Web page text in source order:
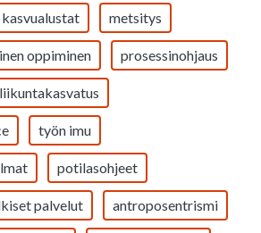
kasvualustat metsitys
oppiminen prosessinohjaus
liikuntakasvatus
työn imu
potilasohjeet
palvelut antroposentrismi